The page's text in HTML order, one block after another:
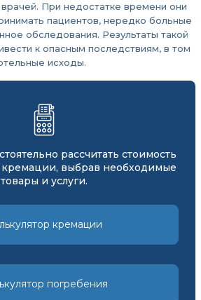
При недостатке времени они
пациентов, нередко больные
обследования. Результаты такой
к опасным последствиям, в том
исходы.
рассчитать стоимость
выбрав необходимые
товары и услуги.
кремации
погребения